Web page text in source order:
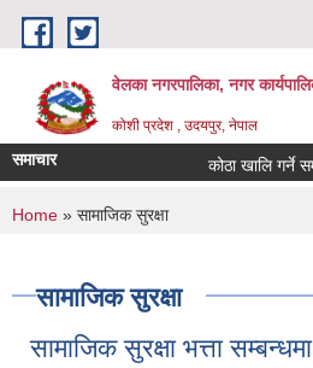
Skip to main content
वेलका नगरपालिका, नगर
कोशी प्रदेश , उदयपुर, नेपाल
समाचार कोठा खालि गर्ने
You are here
Home » सामाजिक सुरक्षा
सामाजिक सुरक्षा
सामाजिक सुरक्षा भत्ता सम्बन्धमा